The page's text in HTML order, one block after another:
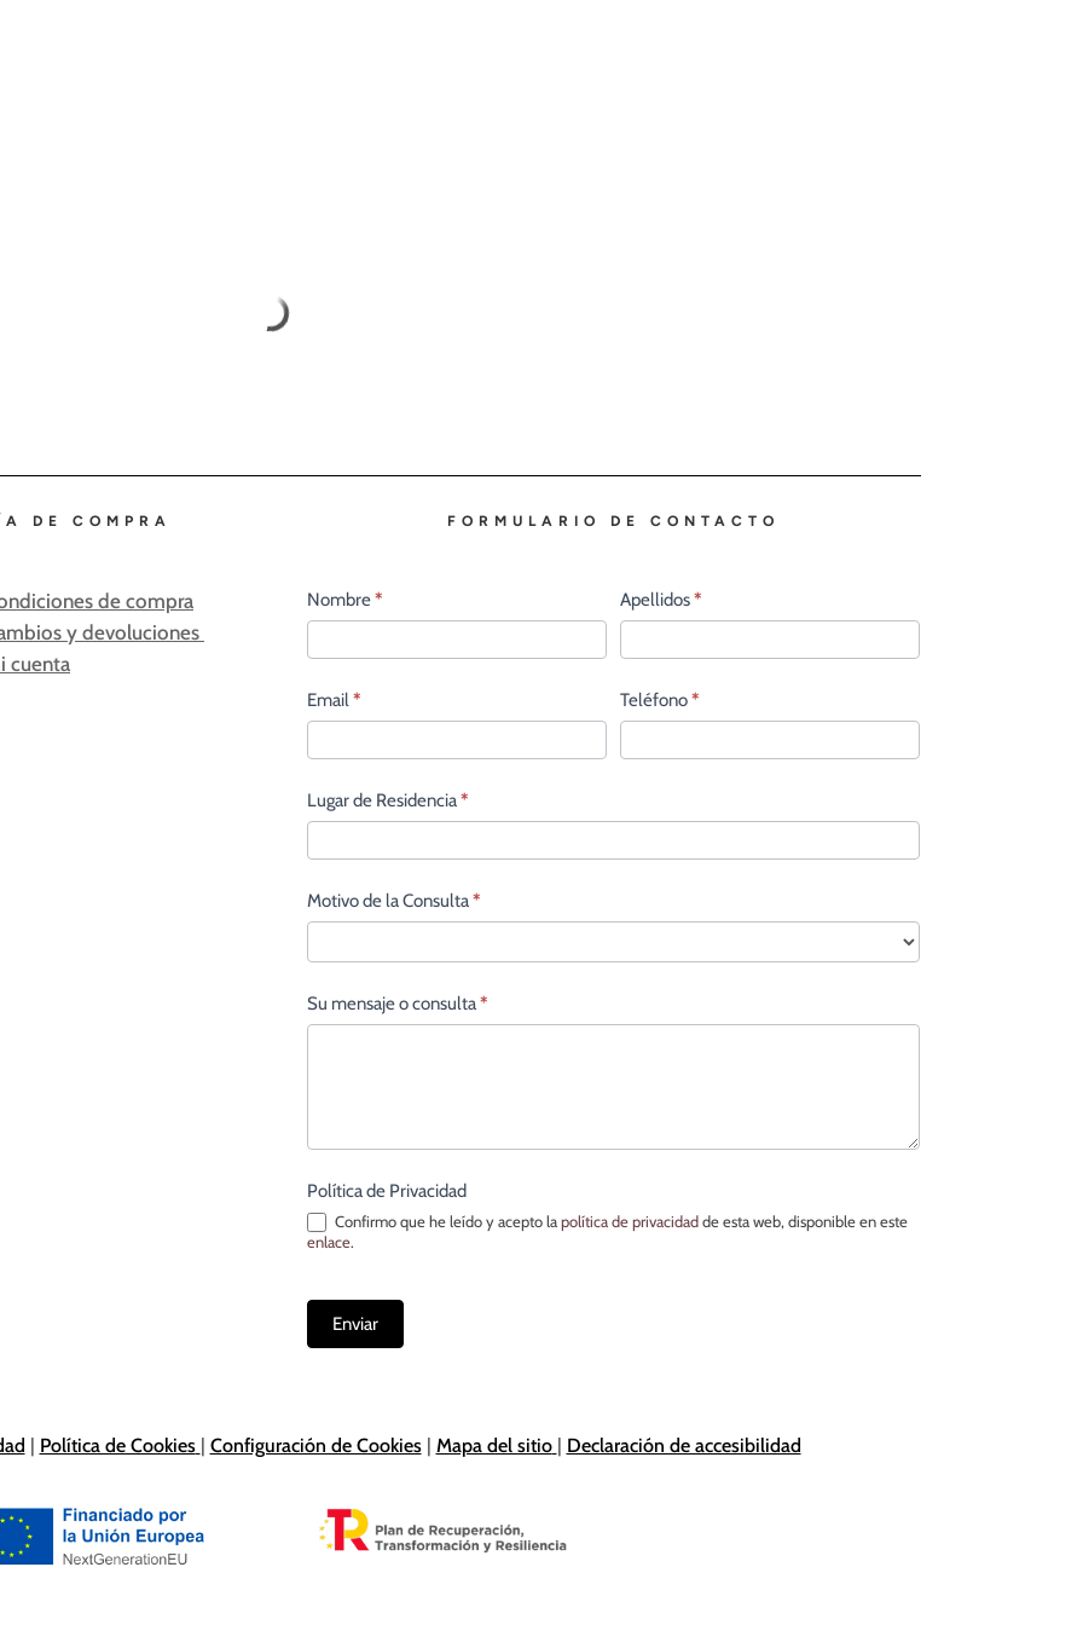
DE COMPRA
de compra
y devoluciones
cuenta
FORMULARIO DE CONTACTO
Contacto
principal
Nombre* Apellidos*
Email * Teléfono*
Lugar de Residencia*
Motivo de la Consulta*
Su mensaje o consulta*
Política de Privacidad
Confirmo que he leído y acepto lapolítica de privacidadde esta web, disponible en este
enlace.
Enviar
Política de Cookies Configuración de Cookies| Mapa del sitio Declaración de accesibilidad